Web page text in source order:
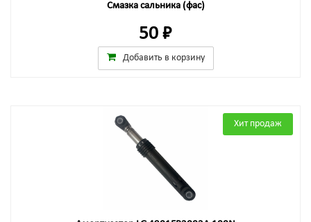
Смазка сальника (фас)
50 ₽
Добавить в корзину
Хит продаж